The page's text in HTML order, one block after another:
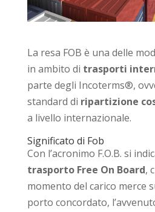
La resa FOB è una delle
in ambito di trasporti
parte degli Incoterms®,
standard di ripartizione
a livello internazionale.
Significato di Fob
Con l’acronimo F.O.B. si
trasporto Free On Board,
momento del carico merce
porto concordato,